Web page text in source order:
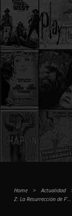
Home > Actualidad
Z: La Resurrección de